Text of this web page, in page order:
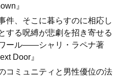
』
件、そこに暮らすのに相応し
する呪縛が悲劇を招き寄せる
ール――シャリ・ラペナ著
Door』
コミュニティと男性優位の法